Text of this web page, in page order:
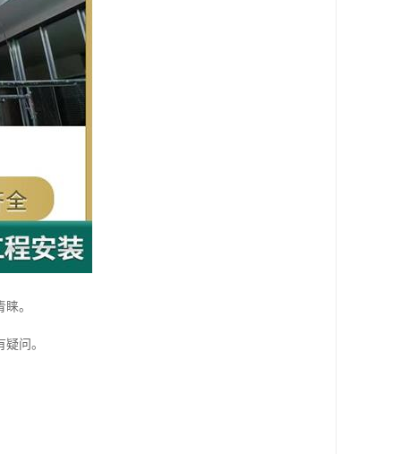
。
问。